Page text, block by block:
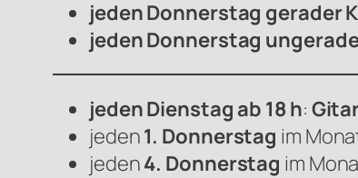
jeden Donnerstag gerader
jeden Donnerstag
jeden Dienstag ab 18 h:
jeden1. Donnerstag im
jeden4. Donnerstag im